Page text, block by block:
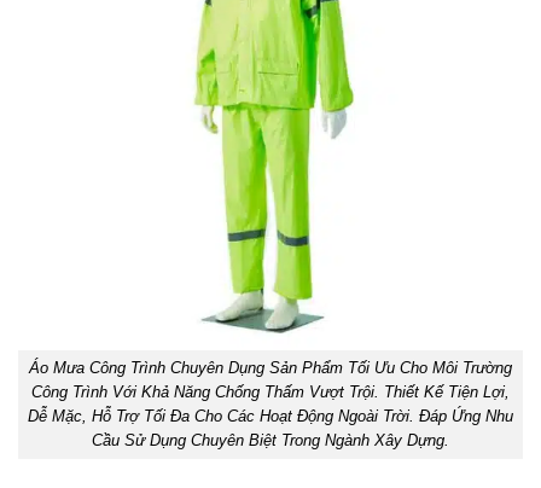
Áo Mưa Công Trình Chuyên Dụng Sản Phẩm Tối Ưu Cho Môi Trường
Công Trình Với Khả Năng Chống Thấm Vượt Trội. Thiết Kế Tiện Lợi,
Dễ Mặc, Hỗ Trợ Tối Đa Cho Các Hoạt Động Ngoài Trời. Đáp Ứng Nhu
Cầu Sử Dụng Chuyên Biệt Trong Ngành Xây Dựng.